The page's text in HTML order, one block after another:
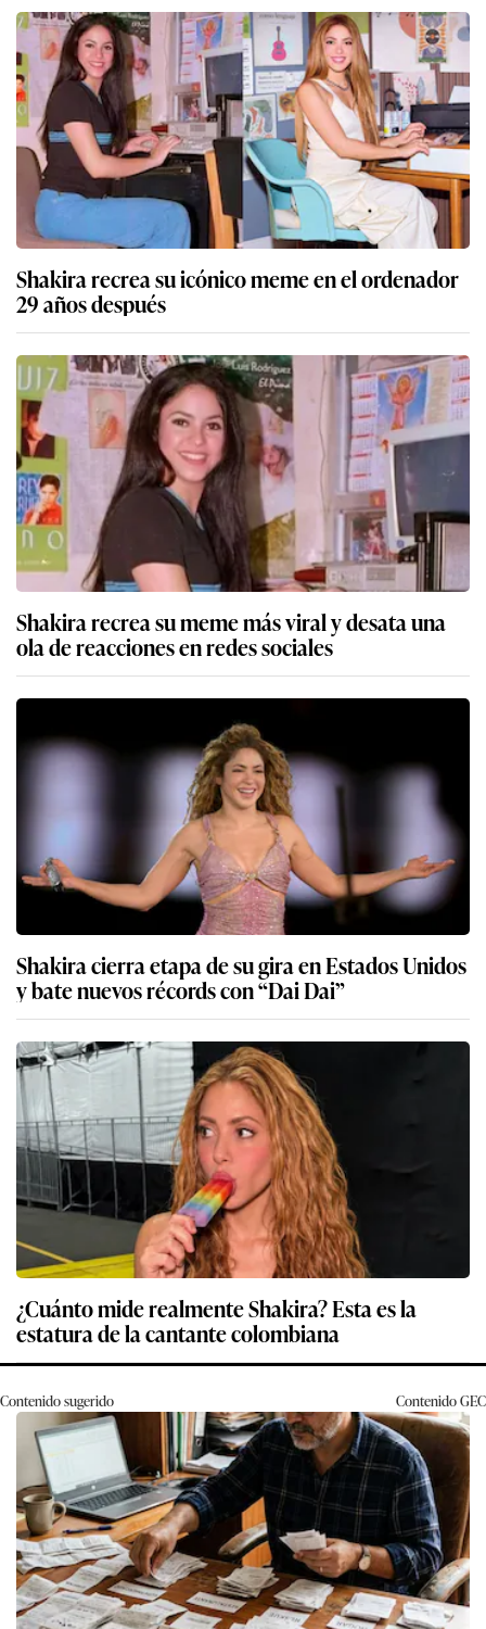
Shakira recrea su icónico meme en el ordenador
29 años después
Shakira recrea su meme más viral y desata una
ola de reacciones en redes sociales
Shakira cierra etapa de su gira en Estados Unidos
y bate nuevos récords con “Dai Dai”
¿Cuánto mide realmente Shakira? Esta es la
estatura de la cantante colombiana
Contenido sugerido ContenidoGEC